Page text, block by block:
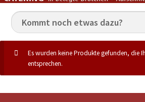
Es wurden keine Produkte gefunden, die
entsprechen.